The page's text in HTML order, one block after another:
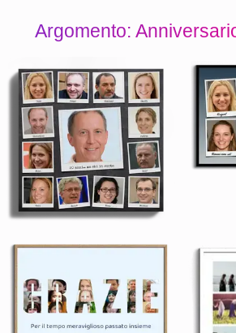
Argomento: